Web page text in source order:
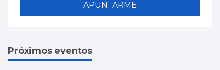
APUNTARME
Próximos eventos